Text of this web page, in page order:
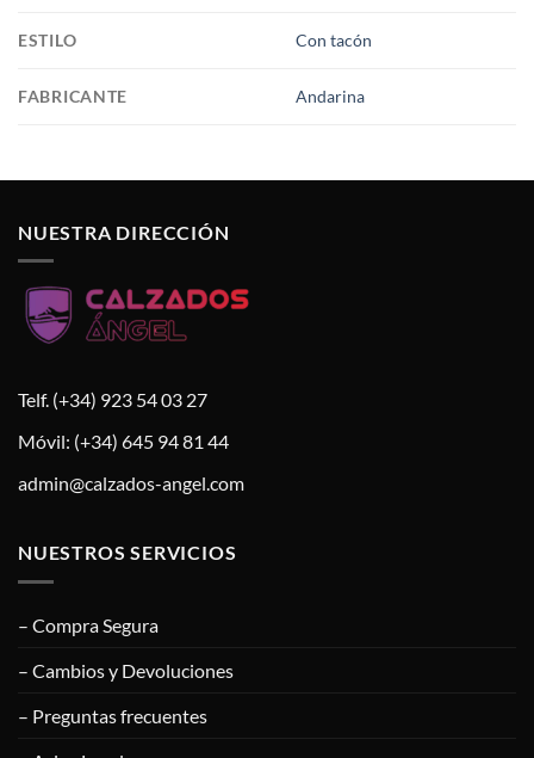
ESTILO Con tacón
FABRICANTE Andarina
NUESTRA DIRECCIÓN
Telf. (+34) 923 54 03 27
Móvil: (+34) 645 94 81 44
admin@calzados-angel.com
NUESTROS SERVICIOS
– Compra Segura
– Cambios y Devoluciones
– Preguntas frecuentes